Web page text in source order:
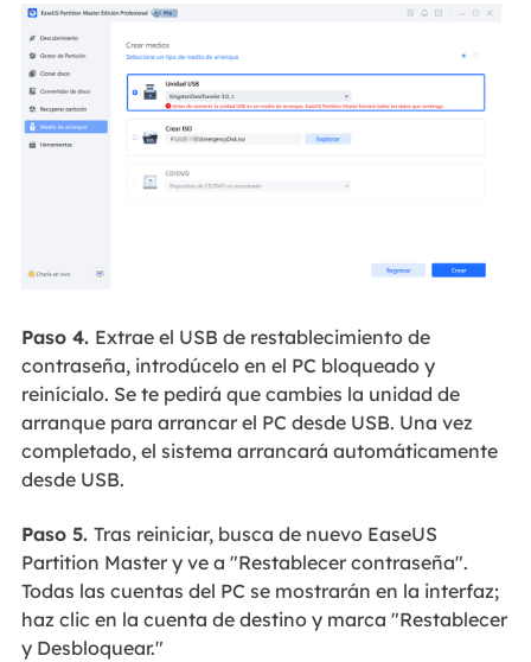
Paso 4. Extrae el USB de restablecimiento de
contraseña, introdúcelo en el PC bloqueado y
reinícialo. Se te pedirá que cambies la unidad de
arranque para arrancar el PC desde USB. Una vez
completado, el sistema arrancará automáticamente
desde USB.
Paso 5. Tras reiniciar, busca de nuevo EaseUS
Partition Master y ve a "Restablecer contraseña".
Todas las cuentas del PC se mostrarán en la interfaz;
haz clic en la cuenta de destino y marca "Restablecer
y Desbloquear."